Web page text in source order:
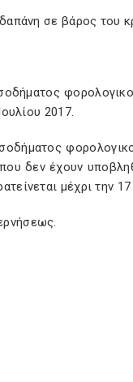
σε βάρος του
2017.
δεν έχουν
μέχρι την 17